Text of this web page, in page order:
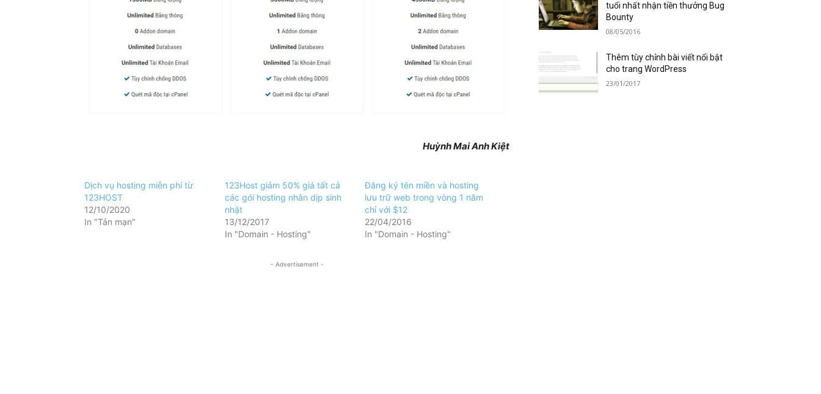
Huỳnh Mai Anh Kiệt
Dịch vụ hosting miễn phí từ
123HOST
12/10/2020
In "Tản mạn"
123Host giảm 50% giá tất cả
các gói hosting nhân dịp sinh
nhật
13/12/2017
In "Domain - Hosting"
Đăng ký tên miền và hosting
lưu trữ web trong vòng 1 năm
chỉ với $12
22/04/2016
In "Domain - Hosting"
- Advertisement -
tuổi nhất nhận tiền thưởng Bug
Bounty
08/05/2016
Thêm tùy chỉnh bài viết nổi bật
cho trang WordPress
23/01/2017